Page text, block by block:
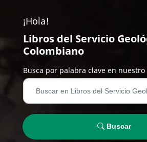
¡Hola!
Libros del Servicio
Colombiano
Busca por palabra clave en nuestro
Buscar